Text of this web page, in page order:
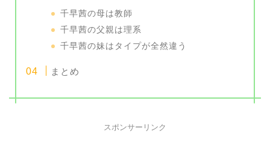
千早茜の母は教師
千早茜の父親は理系
千早茜の妹はタイプが全然違う
まとめ
スポンサーリンク